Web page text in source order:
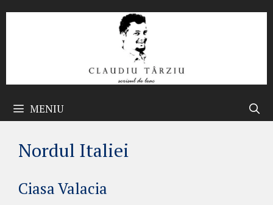
MENIU
Nordul Italiei
Ciasa Valacia